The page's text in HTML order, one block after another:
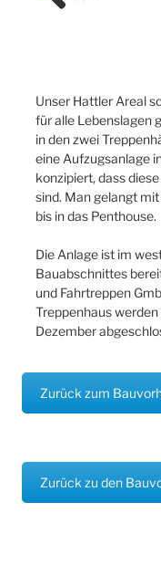
Unser Hattler Areal
für alle Lebenslagen
in den zwei
eine Aufzugsanlage
konzipiert, dass
sind. Man gelangt
bis in das Penthouse.
Die Anlage ist im
Bauabschnittes
und Fahrtreppen
Treppenhaus
Dezember
Zurück zum
Zurück zu den